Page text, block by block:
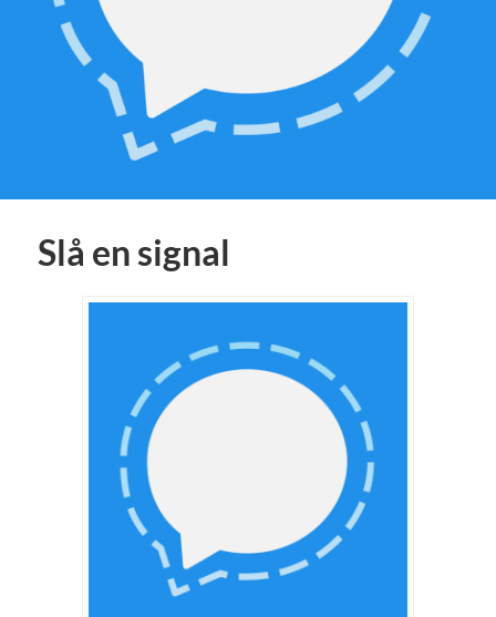
Slå en signal